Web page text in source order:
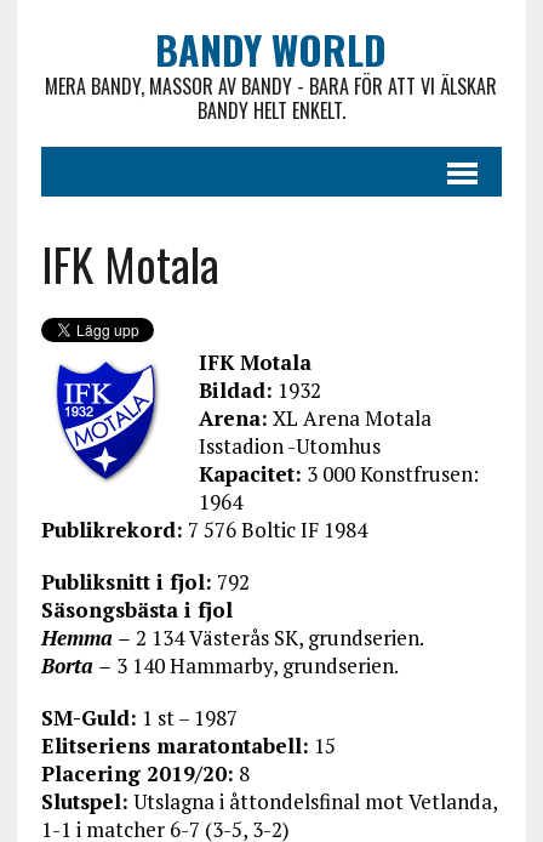
BANDY WORLD
MERA BANDY, MASSOR AV BANDY - BARA FÖR ATT VI ÄLSKAR
BANDY HELT ENKELT.
IFK Motala
IFK Motala
Bildad: 1932
Arena: XL Arena Motala
Isstadion -Utomhus
Kapacitet: 3 000 Konstfrusen:
1964
Publikrekord: 7 576 Boltic IF 1984
Publiksnitt i fjol: 792
Säsongsbästa i fjol
Hemma – 2 134 Västerås SK, grundserien.
Borta – 3 140 Hammarby, grundserien.
SM-Guld: 1 st – 1987
Elitseriens maratontabell: 15
Placering 2019/20: 8
Slutspel: Utslagna i åttondelsfinal mot Vetlanda,
1-1 i matcher 6-7 (3-5, 3-2)